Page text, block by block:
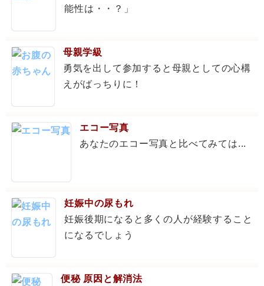
能性は・・？」
母親学級
勇気を出して参加すると母親としての心構
えがばっちりに！
エコー写真
あなたのエコー写真と比べてみては...
妊娠中の尿もれ
妊娠後期になると多くの人が経験すること
になるでしょう
便秘 原因と解消法